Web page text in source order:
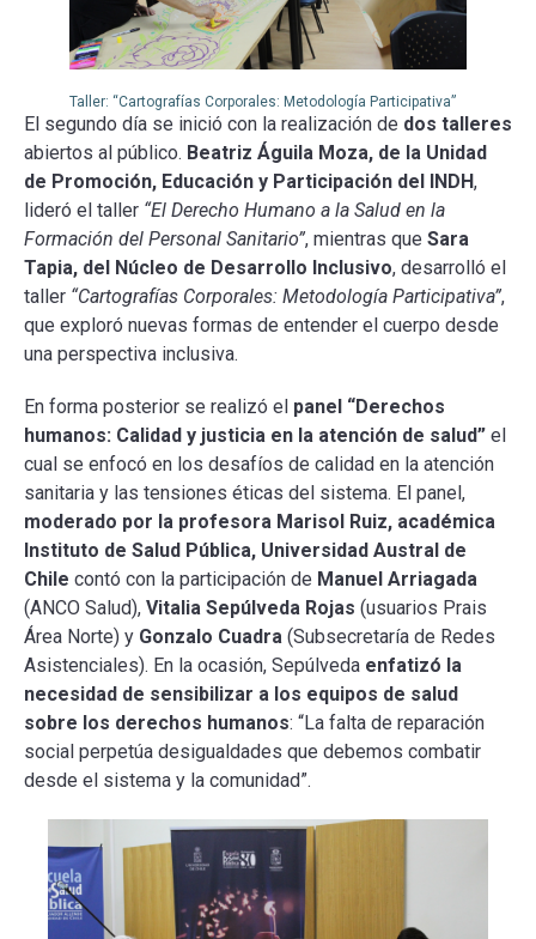
Taller: “Cartografías Corporales: Metodología Participativa”
El segundo día se inició con la realización de dos talleres
abiertos al público. Beatriz Águila Moza, de la Unidad
de Promoción, Educación y Participación del INDH,
lideró el taller “El Derecho Humano a la Salud en la
Formación del Personal Sanitario”, mientras que Sara
Tapia, del Núcleo de Desarrollo Inclusivo, desarrolló el
taller “Cartografías Corporales: Metodología Participativa”,
que exploró nuevas formas de entender el cuerpo desde
una perspectiva inclusiva.
En forma posterior se realizó el panel “Derechos
humanos: Calidad y justicia en la atención de salud” el
cual se enfocó en los desafíos de calidad en la atención
sanitaria y las tensiones éticas del sistema. El panel,
moderado por la profesora Marisol Ruiz, académica
Instituto de Salud Pública, Universidad Austral de
Chile contó con la participación de Manuel Arriagada
(ANCO Salud), Vitalia Sepúlveda Rojas (usuarios Prais
Área Norte) y Gonzalo Cuadra (Subsecretaría de Redes
Asistenciales). En la ocasión, Sepúlveda enfatizó la
necesidad de sensibilizar a los equipos de salud
sobre los derechos humanos: “La falta de reparación
social perpetúa desigualdades que debemos combatir
desde el sistema y la comunidad”.